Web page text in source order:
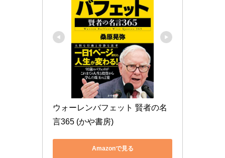
ウォーレンバフェット 賢者の名
言365 (かや書房)
Amazonで見る